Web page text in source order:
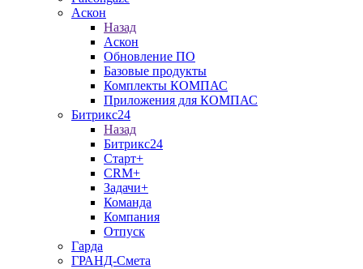
Аскон
Назад
Аскон
Обновление ПО
Базовые продукты
Комплекты КОМПАС
Приложения для КОМПАС
Битрикс24
Назад
Битрикс24
Старт+
CRM+
Задачи+
Команда
Компания
Отпуск
Гарда
ГРАНД-Смета